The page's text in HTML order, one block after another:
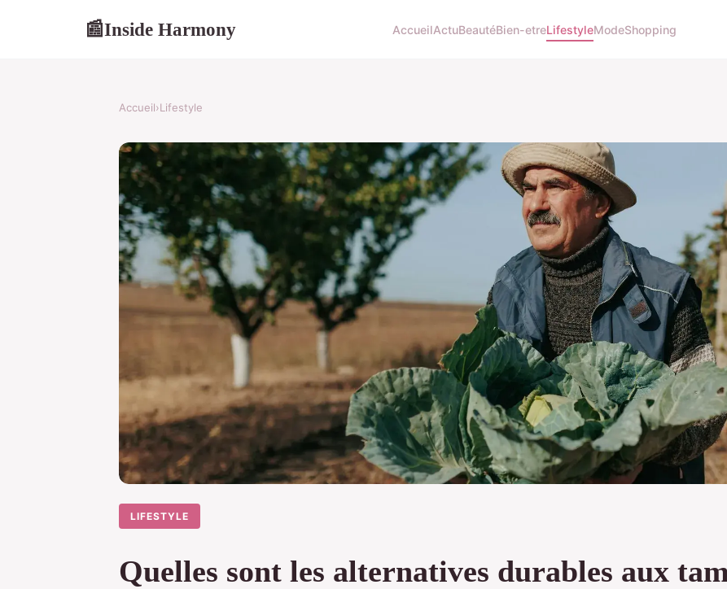
📰Inside Harmony AccueilActuBeautéBien-etreLifestyleModeShopping
Accueil›Lifestyle
LIFESTYLE
Quelles sont les alternatives durables aux